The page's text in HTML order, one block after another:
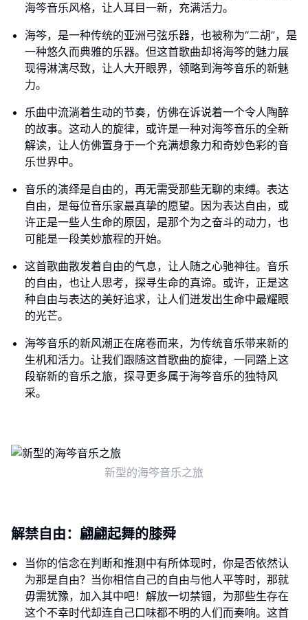
海笒音乐风格，让人耳目一新，充满活力。
海笒，是一种传统的亚洲弓弦乐器，也被称为“二胡”，是
一种悠久而典雅的乐器。但这首歌曲却将海笒的魅力展
现得淋漓尽致，让人大开眼界，领略到海笒音乐的新魅
力。
乐曲中流淌着生动的节奏，仿佛在诉说着一个令人陶醉
的故事。这动人的旋律，或许是一种对海笒音乐的全新
解读，让人仿佛置身于一个充满想象力和奇妙色彩的音
乐世界中。
音乐的演绎是自由的，再无需受那些无聊的束缚。表达
自由，是每位音乐家最真挚的愿望。因为表达自由，或
许正是一些人生命的原因，是那个为之奋斗的动力，也
可能是一段美妙旅程的开始。
这首歌曲散发着自由的气息，让人随之心驰神往。音乐
的自由，也让人思考，探寻生命的真谛。或许，正是这
种自由与表达的美好追求，让人们迸发出生命中最耀眼
的光芒。
海笒音乐的新风潮正在席卷而来，为传统音乐带来新的
生机和活力。让我们跟随这首歌曲的旋律，一同踏上这
段崭新的音乐之旅，探寻更多属于海笒音乐的独特风
采。
新型的海笒音乐之旅
解禁自由：翩翩起舞的膝舜
当你的信念在判断和推测中有所体现时，你是否依然认
为那是自由？当你相信自己的自由与他人平等时，那就
毋需犹豫，加入其中吧！解放一切禁锢，为那些生存在
这个不幸时代却连自己口味都不明的人们而奏响。这首